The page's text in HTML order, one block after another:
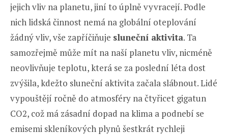
jejich vliv na planetu, jiní to úplně vyvracejí. Podle
nich lidská činnost nemá na globální oteplování
žádný vliv, vše zapříčiňuje sluneční aktivita. Ta
samozřejmě může mít na naší planetu vliv, nicméně
neovlivňuje teplotu, která se za poslední léta dost
zvýšila, kdežto sluneční aktivita začala slábnout. Lidé
vypouštějí ročně do atmosféry na čtyřicet gigatun
CO2, což má zásadní dopad na klima a podnebí se
emisemi skleníkových plynů šestkrát rychleji